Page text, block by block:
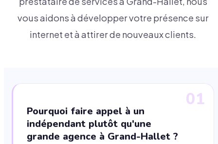
vous aidons à développer votre présence sur
internet et à attirer de nouveaux clients.
01
Pourquoi faire appel à un
indépendant plutôt qu'une
grande agence à Grand-Hallet ?